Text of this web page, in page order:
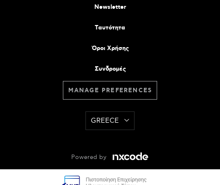
Newsletter
Tαυτότητα
Όροι Χρήσης
Συνδρομές
MANAGE PREFERENCES
GREECE
Powered by